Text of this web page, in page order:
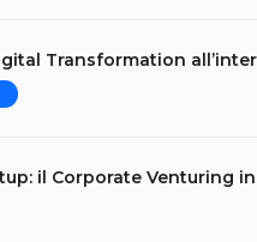
Transformation
il Corporate Venturing